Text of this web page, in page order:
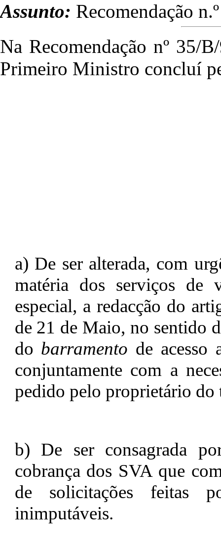
Assunto: Recomendação
Na Recomendação nº 35/
Primeiro Ministro concluí
a) De ser alterada, com
matéria dos serviços de
especial, a redacção do
de 21 de Maio, no sentido
do barramento de acesso
conjuntamente com a
pedido pelo proprietário do
b) De ser consagrada
cobrança dos SVA que
de solicitações feitas
inimputáveis.